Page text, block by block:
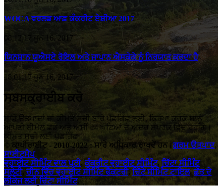
WOCA ਵਰਲਡ ਆਫ਼ ਕੰਕਰੀਟ ਏਸ਼ੀਆ 2017
08,12,17 ਜੂਨ 16, 2017
ਯਿਨਸ਼ਾਨ ਯੂਐਸਏ ਰੋਇਲ ਅਤੇ ਜਾਪਾਨ ਐਸਕੇਕੇ ਨੂੰ ਨਿਰਯਾਤ ਕਰਦਾ ਹੈ
18,01,17 ਜੂਨ 16, 2017
ਸਬਸਕ੍ਰਾਈਬ ਕਰੋ
ਸਾਡੇ ਉਤਪਾਦਾਂ ਜਾਂ ਕੀਮਤ ਸੂਚੀ ਬਾਰੇ ਪੁੱਛਗਿੱਛ ਲਈ, ਕਿਰਪਾ ਕਰਕੇ ਸਾਨੂੰ
ਆਪਣੀ ਈਮੇਲ ਛੱਡੋ ਅਤੇ ਅਸੀਂ 24 ਘੰਟਿਆਂ ਦੇ ਅੰਦਰ ਸੰਪਰਕ ਵਿੱਚ ਰਹਾਂਗੇ।
ਕੀਮਤ ਸੂਚੀ ਲਈ ਪੁੱਛਗਿੱਛ
© ਕਾਪੀਰਾਈਟ - 2010-2022 : ਸਾਰੇ ਅਧਿਕਾਰ ਰਾਖਵੇਂ ਹਨ।ਗਰਮ ਉਤਪਾਦ,
ਸਾਈਟਮੈਪ
ਵ੍ਹਾਈਟ ਸੀਮਿੰਟ ਵਾਲ ਪੁਟੀ,ਕੰਕਰੀਟ ਵ੍ਹਾਈਟ ਸੀਮਿੰਟ, ਚਿੱਟਾ ਸੀਮਿੰਟ
ਸਲੇਟੀ,ਚੀਨ ਵਿੱਚ ਵ੍ਹਾਈਟ ਸੀਮਿੰਟ ਫੈਕਟਰੀ, ਚਿੱਟੇ ਸੀਮਿੰਟ ਟਾਇਲ,ਛੱਤ ਦੇ
ਲੀਕੇਜ ਲਈ ਚਿੱਟਾ ਸੀਮਿੰਟ,